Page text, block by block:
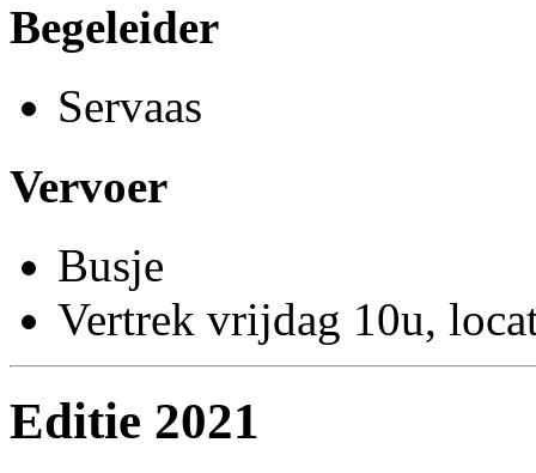
Begeleider
Servaas
Vervoer
Busje
Vertrek vrijdag 10u,
Editie 2021